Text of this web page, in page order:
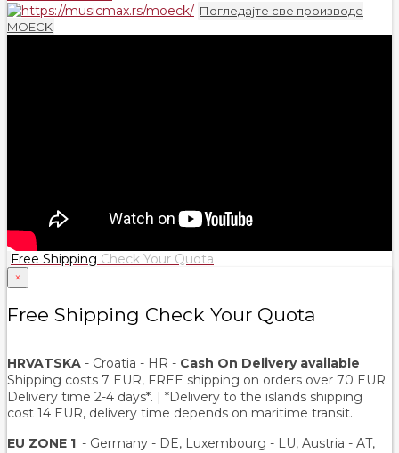
Погледајте све производе
MOECK
Free Shipping Check Your Quota
×
Free Shipping Check Your Quota
HRVATSKA - Croatia - HR - Cash On Delivery available
Shipping costs 7 EUR, FREE shipping on orders over 70 EUR.
Delivery time 2-4 days*. | *Delivery to the islands shipping
cost 14 EUR, delivery time depends on maritime transit.
EU ZONE 1. - Germany - DE, Luxembourg - LU, Austria - AT,